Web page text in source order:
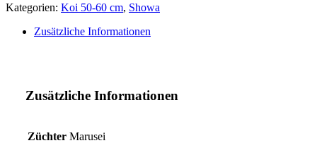
Kategorien: Koi 50-60 cm, Showa
Zusätzliche Informationen
Zusätzliche Informationen
Züchter Marusei